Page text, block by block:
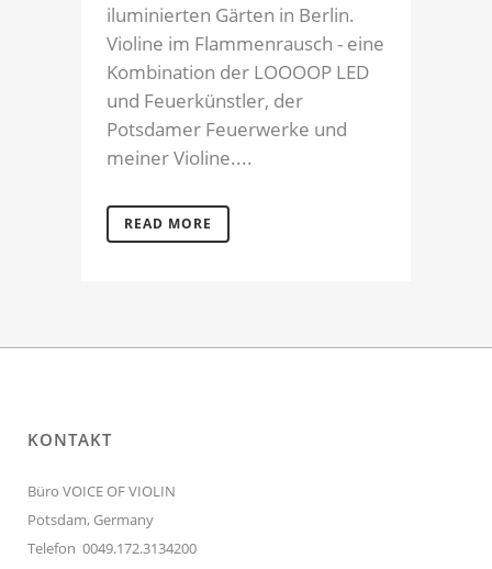
iluminierten Gärten in Berlin.
Violine im Flammenrausch - eine
Kombination der LOOOOP LED
und Feuerkünstler, der
Potsdamer Feuerwerke und
meiner Violine....
READ MORE
KONTAKT
Büro VOICE OF VIOLIN
Potsdam, Germany
Telefon 0049.172.3134200